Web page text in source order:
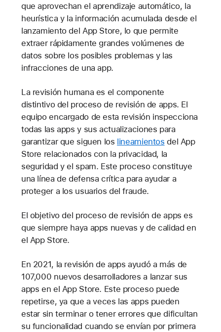
que aprovechan el aprendizaje automático, la
heurística y la información acumulada desde el
lanzamiento del App Store, lo que permite
extraer rápidamente grandes volúmenes de
datos sobre los posibles problemas y las
infracciones de una app.
La revisión humana es el componente
distintivo del proceso de revisión de apps. El
equipo encargado de esta revisión inspecciona
todas las apps y sus actualizaciones para
garantizar que siguen los lineamientos del App
Store relacionados con la privacidad, la
seguridad y el spam. Este proceso constituye
una línea de defensa crítica para ayudar a
proteger a los usuarios del fraude.
El objetivo del proceso de revisión de apps es
que siempre haya apps nuevas y de calidad en
el App Store.
En 2021, la revisión de apps ayudó a más de
107,000 nuevos desarrolladores a lanzar sus
apps en el App Store. Este proceso puede
repetirse, ya que a veces las apps pueden
estar sin terminar o tener errores que dificultan
su funcionalidad cuando se envían por primera